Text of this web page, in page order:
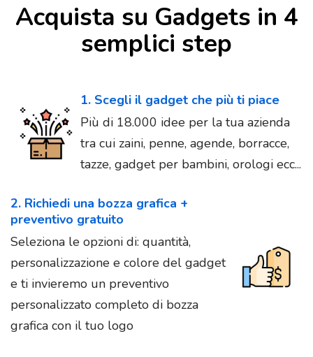
Acquista su Gadgets in 4
semplici step
1. Scegli il gadget che più ti piace
Più di 18.000 idee per la tua azienda
tra cui zaini, penne, agende, borracce,
tazze, gadget per bambini, orologi ecc...
2. Richiedi una bozza grafica +
preventivo gratuito
Seleziona le opzioni di: quantità,
personalizzazione e colore del gadget
e ti invieremo un preventivo
personalizzato completo di bozza
grafica con il tuo logo